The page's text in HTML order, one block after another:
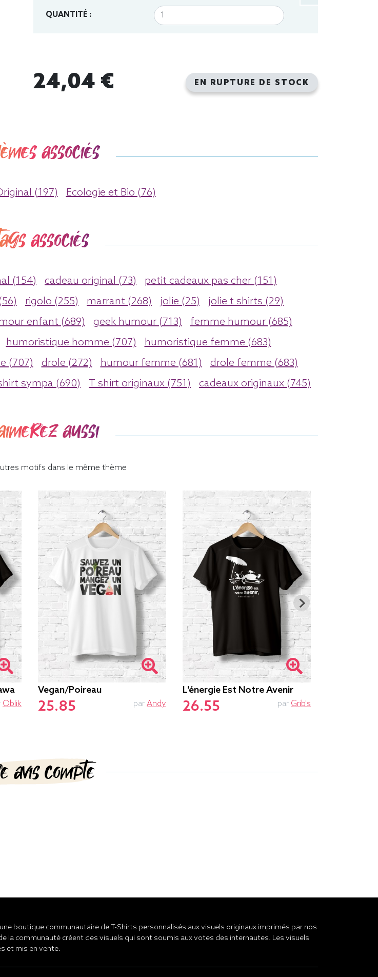
QUANTITÉ :
24,04 € EN RUPTURE DE STOCK
associés
(197) Ecologie et Bio (76)
associés
(154) cadeau original (73)
petit cadeaux pas cher (151)
rigolo (255) marrant (268) jolie (25)
jolie t shirts (29)
enfant (689) geek humour (713)
femme humour (685)
humoristique homme (707)
humoristique femme (683)
(707) drole (272) humour femme (681)
drole femme (683)
sympa (690) T shirt originaux (751) cadeaux originaux (745)
aussi
motifs dans le même thème
Oblik
Vegan/poireau
25.85 par Andy
L'énergie Est Notre Avenir
26.55 par Grib's
avis compte
boutique communautaire de T-Shirts personnalisés aux visuels originaux imprimés par nos
la communauté créent des visuels qui sont soumis aux votes des internautes. Les visuels
et mis en vente.